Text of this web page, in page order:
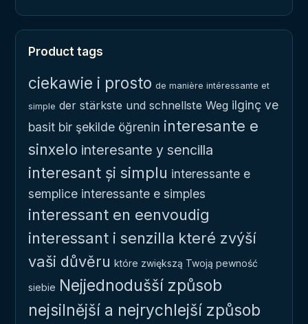
Product tags
ciekawie i prosto de manière intéressante et
simple der stärkste und schnellste Weg ilginç ve
basit bir şekilde öğrenin interesante e
sinxelo interesante y sencilla
interesant și simplu interessante e
semplice interessante e simples
interessant en eenvoudig
interessant i senzilla které zvýší
vaši důvěru które zwiększą Twoją pewność
siebie Nejjednodušší způsob
nejsilnější a nejrychlejší způsob